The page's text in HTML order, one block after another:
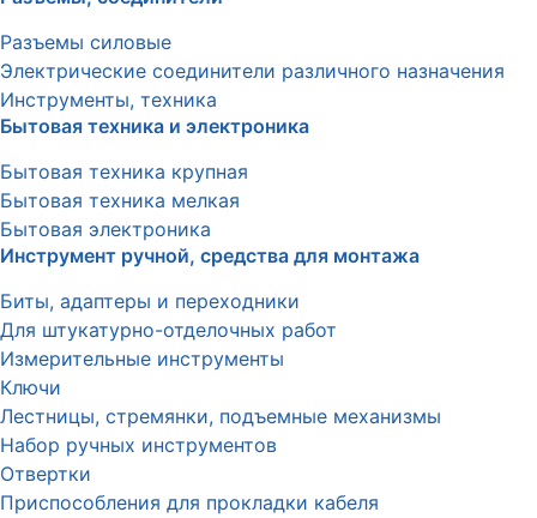
Разъемы силовые
Электрические соединители различного назначения
Инструменты, техника
Бытовая техника и электроника
Бытовая техника крупная
Бытовая техника мелкая
Бытовая электроника
Инструмент ручной, средства для монтажа
Биты, адаптеры и переходники
Для штукатурно-отделочных работ
Измерительные инструменты
Ключи
Лестницы, стремянки, подъемные механизмы
Набор ручных инструментов
Отвертки
Приспособления для прокладки кабеля